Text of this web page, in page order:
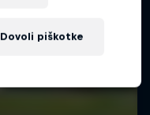
Dovoli piškotke